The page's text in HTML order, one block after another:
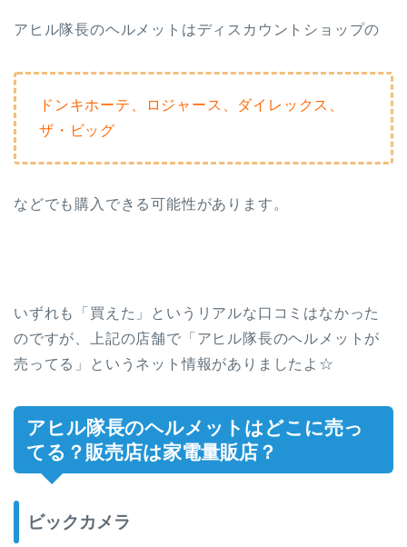
アヒル隊長のヘルメットはディスカウントショップの
ドンキホーテ、ロジャース、ダイレックス、
ザ・ビッグ
などでも購入できる可能性があります。
いずれも「買えた」というリアルな口コミはなかった
のですが、上記の店舗で「アヒル隊長のヘルメットが
売ってる」というネット情報がありましたよ☆
アヒル隊長のヘルメットはどこに売っ
てる？販売店は家電量販店？
ビックカメラ